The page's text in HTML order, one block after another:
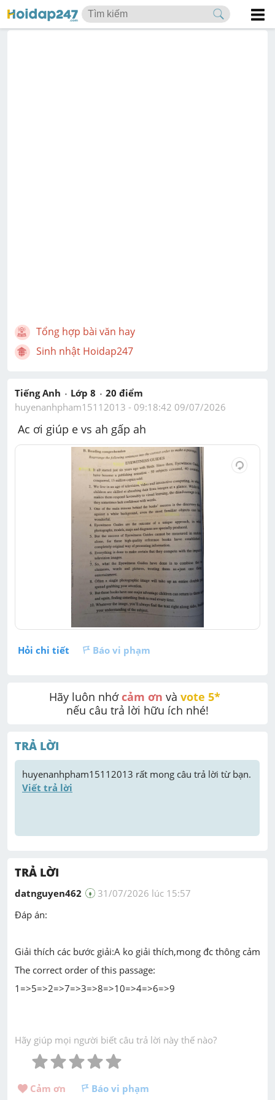
Tổng hợp bài văn hay
Sinh nhật Hoidap247
Tiếng Anh Lớp 8 20 điểm
huyenanhpham15112013 - 09:18:42 09/07/2026
Ac ơi giúp e vs ah gấp ah
Hỏi chi tiết Báo vi phạm
Hãy luôn nhớ cảm ơn và vote 5*
nếu câu trả lời hữu ích nhé!
TRẢ LỜI
huyenanhpham15112013
Viết trả lời
TRẢ LỜI
datnguyen462
31/07/2026 lúc 15:57
Đáp án:
Giải thích các bước giải:A ko giải thích,mong đc thông cảm
The correct order of this passage:
1=>5=>2=>7=>3=>8=>10=>4=>6=>9
Hãy giúp mọi người biết câu trả lời này thế nào?
Cảm ơn Báo vi phạm